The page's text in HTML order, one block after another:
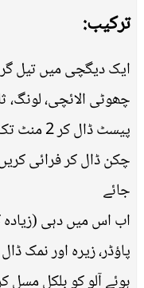
ترکیب:
ایک دیگچی میں تیل
چھوٹی الائچی، لونگ،
پیسٹ
چکن ڈال کر فرائی
جائے
اب اس میں دہی (زیادہ
پاؤڈر، زیرہ اور نمک
ہوئے آلو کو بلکل